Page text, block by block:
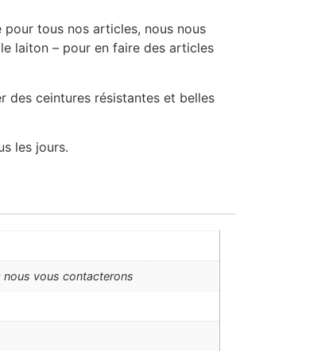
tous nos articles, nous nous
laiton – pour en faire des articles
des ceintures résistantes et belles
les jours.
nous vous contacterons